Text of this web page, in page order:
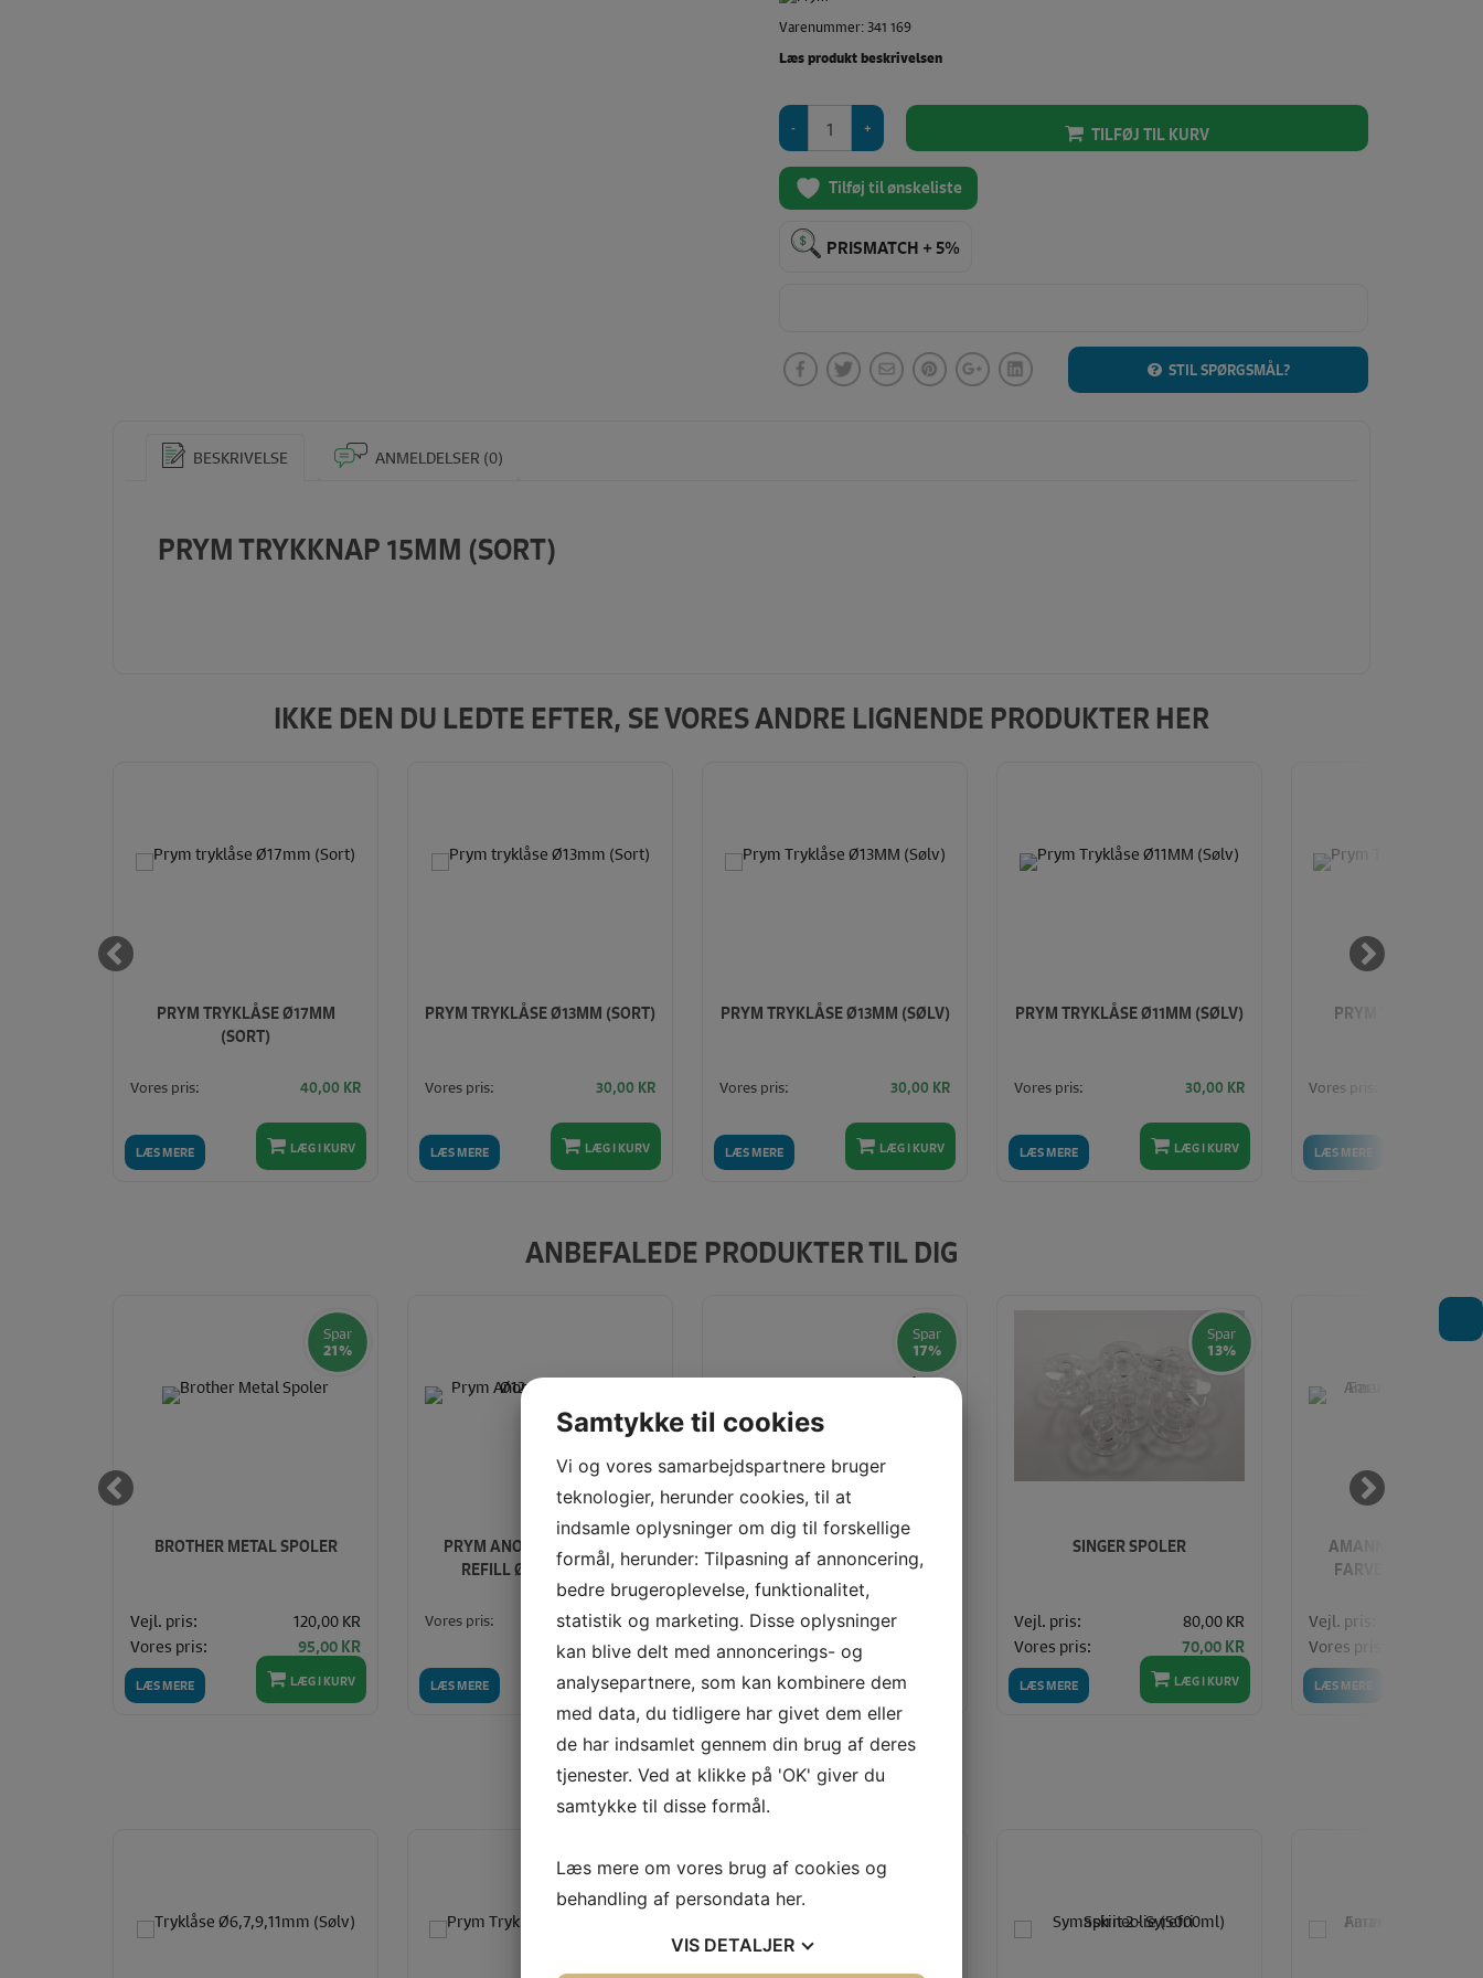
Varenummer: 341 169
Læs produkt beskrivelsen
tryklåse
Ø15mm
(Sort)
antal
TILFØJ TIL KURV
Tilføj til ønskeliste
PRISMATCH + 5%
STIL SPØRGSMÅL?
BESKRIVELSE ANMELDELSER (0)
PRYM TRYKKNAP 15MM (SORT)
IKKE DEN DU LEDTE EFTER, SE VORES ANDRE LIGNENDE PRODUKTER HER
PRYM TRYKLÅSE Ø17MM
(SORT)
LÆS MERE
Vores pris: 40,00 KR
LÆG I KURV
PRYM TRYKLÅSE Ø13MM (SORT)
LÆS MERE
Vores pris: 30,00 KR
LÆG I KURV
PRYM TRYKLÅSE Ø13MM (SØLV)
LÆS MERE
Vores pris: 30,00 KR
LÆG I KURV
PRYM TRYKLÅSE Ø11MM (SØLV)
LÆS MERE
Vores pris: 30,00 KR
LÆG I KURV
PRYM TRYKLÅSE
LÆS MERE
Vores pris:
ANBEFALEDE PRODUKTER TIL DIG
Spar
21%
BROTHER METAL SPOLER
LÆS MERE
Vejl. pris:
120,00 KR
Vores pris:
95,00 KR
LÆG I KURV
PRYM ANORAK TRYKKNAP
REFILL Ø12MM (SØLV)
LÆS MERE
Vores pris: 75,00KR
LÆG I KURV
Spar
17%
AMANN ASPO 120 - 1000 M
FARVE (348 - KOKSGRÅ)
LÆS MERE
Vejl. pris:
30,00 KR
Vores pris:
LÆG I KURV
Spar
13%
SINGER SPOLER
LÆS MERE
Vejl. pris:
80,00 KR
Vores pris:
70,00 KR
LÆG I KURV
AMANN ASPO 120 -
FARVE (222 -
LÆS MERE
Vejl. pris:
Vores pris:
SENEST SETE PRODUKTER
Samtykke til cookies
Vi og vores samarbejdspartnere bruger
teknologier, herunder cookies, til at
indsamle oplysninger om dig til forskellige
formål, herunder: Tilpasning af annoncering,
bedre brugeroplevelse, funktionalitet,
statistik og marketing. Disse oplysninger
kan blive delt med annoncerings- og
analysepartnere, som kan kombinere dem
med data, du tidligere har givet dem eller
de har indsamlet gennem din brug af deres
tjenester. Ved at klikke på 'OK' giver du
samtykke til disse formål.
Læs mere om vores brug af cookies og
behandling af persondata her.
VIS DETALJER